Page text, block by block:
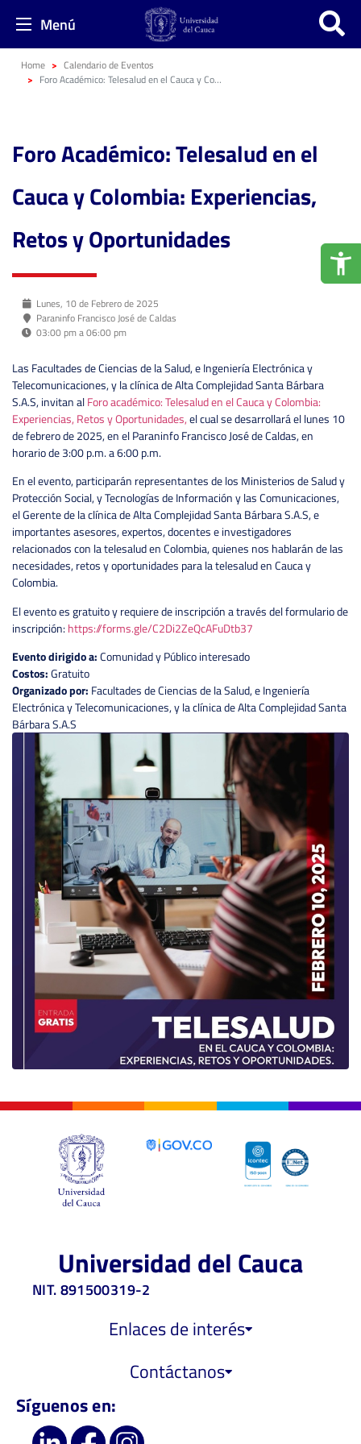
Menú
Home
Calendario de Eventos
Foro Académico: Telesalud en el Cauca y Colombia: Experiencias, Retos y Oportunidades
Foro Académico: Telesalud en el
Cauca y Colombia: Experiencias,
Retos y Oportunidades
Lunes, 10 de Febrero de 2025
Paraninfo Francisco José de Caldas
03:00 pm a 06:00 pm
Las Facultades de Ciencias de la Salud, e Ingeniería Electrónica y
Telecomunicaciones, y la clínica de Alta Complejidad Santa Bárbara
S.A.S, invitan alForo académico: Telesalud en el Cauca y Colombia:
Experiencias, Retos y Oportunidades,el cual se desarrollará el lunes 10
de febrero de 2025, en el Paraninfo Francisco José de Caldas, en
horario de 3:00 p.m. a 6:00 p.m.
En el evento, participarán representantes de los Ministerios de Salud y
Protección Social, y Tecnologías de Información y las Comunicaciones,
el Gerente de la clínica de Alta Complejidad Santa Bárbara S.A.S, e
importantes asesores, expertos, docentes e investigadores
relacionados con la telesalud en Colombia, quienes nos hablarán de las
necesidades, retos y oportunidades para la telesalud en Cauca y
Colombia.
El evento es gratuito y requiere de inscripción a través del formulario de
inscripción:https://forms.gle/C2Di2ZeQcAFuDtb37
Evento dirigido a:Comunidad y Público interesado
Costos:Gratuito
Organizado por: Facultades de Ciencias de la Salud, e Ingeniería
Electrónica y Telecomunicaciones, y la clínica de Alta Complejidad Santa
Bárbara S.A.S
Universidad del Cauca
NIT. 891500319-2
Enlaces de interés
Contáctanos
Síguenos en: